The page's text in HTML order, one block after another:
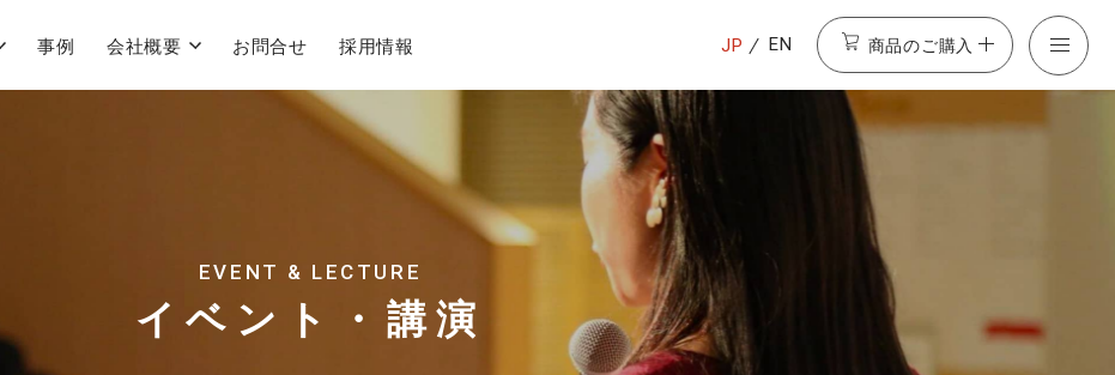
事例 会社概要 お問合せ 採用情報 JP EN 商品のご購入
EVENT & LECTURE
イベント・講演